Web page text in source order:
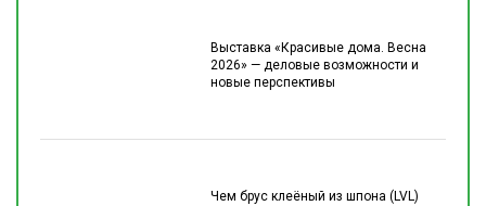
Выставка «Красивые дома. Весна
2026» — деловые возможности и
новые перспективы
Чем брус клеёный из шпона (LVL)